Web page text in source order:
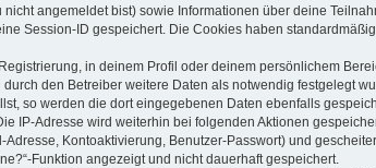
angemeldet bist) sowie Informationen über deine
Session-ID gespeichert. Die Cookies haben
in deinem Profil oder deinem persönlichem
den Betreiber weitere Daten als notwendig festgelegt
so werden die dort eingegebenen Daten ebenfalls
IP-Adresse wird weiterhin bei folgenden Aktionen
Kontoaktivierung, Benutzer-Passwort) und
Funktion angezeigt und nicht dauerhaft gespeichert.